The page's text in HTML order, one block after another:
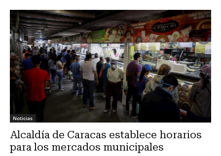
Noticias
Alcaldía de Caracas establece horarios
para los mercados municipales